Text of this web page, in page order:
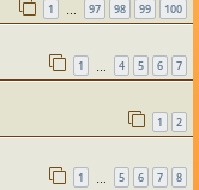
1 97 98 99 100
1 4 5 6 7
1 2
1 5 6 7 8